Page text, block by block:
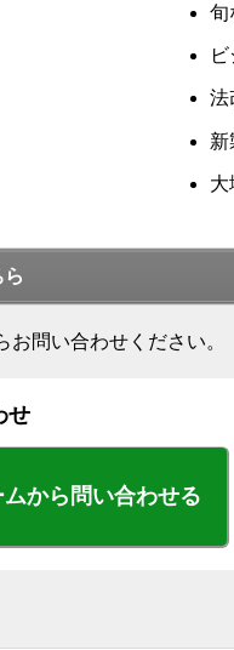
旬
法
新
問い合わせください。
せ
ムから問い合わせる